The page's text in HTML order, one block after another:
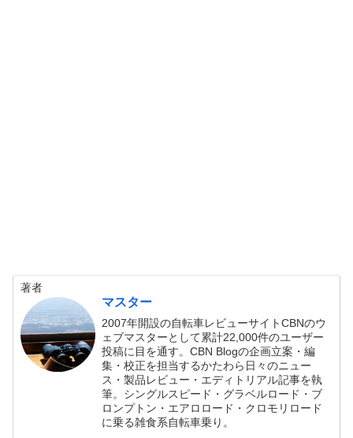
著者
マスター
2007年開設の自転車レビューサイトCBNのウ
ェブマスターとして累計22,000件のユーザー
投稿に目を通す。CBN Blogの企画立案・編
集・校正を担当するかたわら日々のニュー
ス・製品レビュー・エディトリアル記事を執
筆。シングルスピード・グラベルロード・ブ
ロンプトン・エアロロード・クロモリロード
に乗る雑食系自転車乗り。